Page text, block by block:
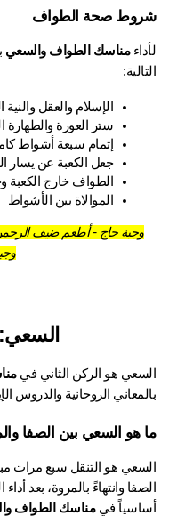
صحة الطواف
مناسك الطواف والسعي
الإسلام والعقل والنية
ستر العورة والطهارة
إتمام سبعة أشواط كاملة
جعل الكعبة عن يسار
الطواف خارج الكعبة
الموالاة بين الأشواط
وجبة حاج - أطعم ضيف الرحمن
وجبة
السعي:
هو الركن الثاني في مناسك
الروحانية والدروس
هو السعي بين الصفا
في مناسك الطواف